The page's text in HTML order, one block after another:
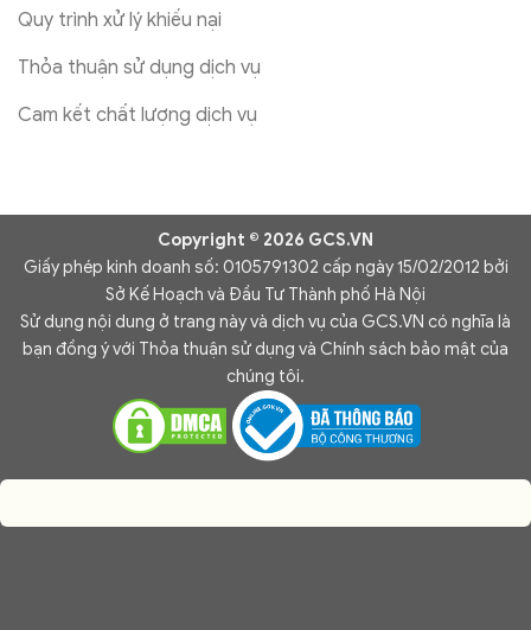
Quy trình xử lý khiếu nại
Thỏa thuận sử dụng dịch vụ
Cam kết chất lượng dịch vụ
Copyright © 2026 GCS.VN
Giấy phép kinh doanh số: 0105791302 cấp ngày 15/02/2012 bởi
Sở Kế Hoạch và Đầu Tư Thành phố Hà Nội
Sử dụng nội dung ở trang này và dịch vụ của GCS.VN có nghĩa là
bạn đồng ý với Thỏa thuận sử dụng và Chính sách bảo mật của
chúng tôi.